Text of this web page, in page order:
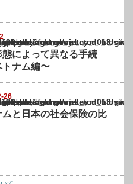
key "show_category" in
cpa.co.jp/public_html/vietnam_blog/wp-content/themes/
183
態によって異なる手続
トナム編〜
26
key "show_category" in
cpa.co.jp/public_html/vietnam_blog/wp-content/themes/
183
ムと日本の社会保険の比